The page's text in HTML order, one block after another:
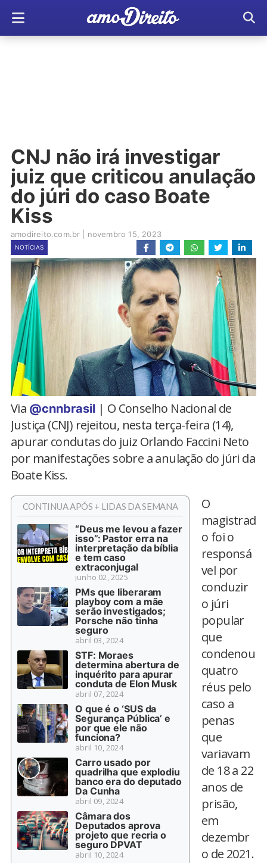
CNJ não irá investigar
juiz que criticou anulação
do júri do caso Boate
Kiss
amodireito.com.br novembro 15, 2023
NOTÍCIAS
Via @cnnbrasil| O Conselho Nacional de
Justiça (CNJ) rejeitou, nesta terça-feira (14),
apurar condutas do juiz Orlando Faccini Neto
por manifestações sobre a anulação do júri da
Boate Kiss.
CONTINUA APÓS + LIDAS DA SEMANA
“Deus me levou a fazer
isso”: Pastor erra na
interpretação da bíblia
e tem caso
extraconjugal
junho 02, 2025
PMs que liberaram
playboy com a mãe
serão investigados;
Porsche não tinha
seguro
abril 03, 2024
STF: Moraes
determina abertura de
inquérito para apurar
conduta de Elon Musk
abril 07, 2024
O que é o ‘SUS da
Segurança Pública’ e
por que ele não
funciona?
abril 10, 2024
Carro usado por
quadrilha que explodiu
banco era do deputado
Da Cunha
abril 09, 2024
Câmara dos
Deputados aprova
projeto que recria o
seguro DPVAT
abril 10, 2024
O
magistrad
o foi o
responsá
vel por
conduzir
o júri
popular
que
condenou
quatro
réus pelo
caso a
penas
que
variavam
de 18 a 22
anos de
prisão,
em
dezembr
o de 2021.